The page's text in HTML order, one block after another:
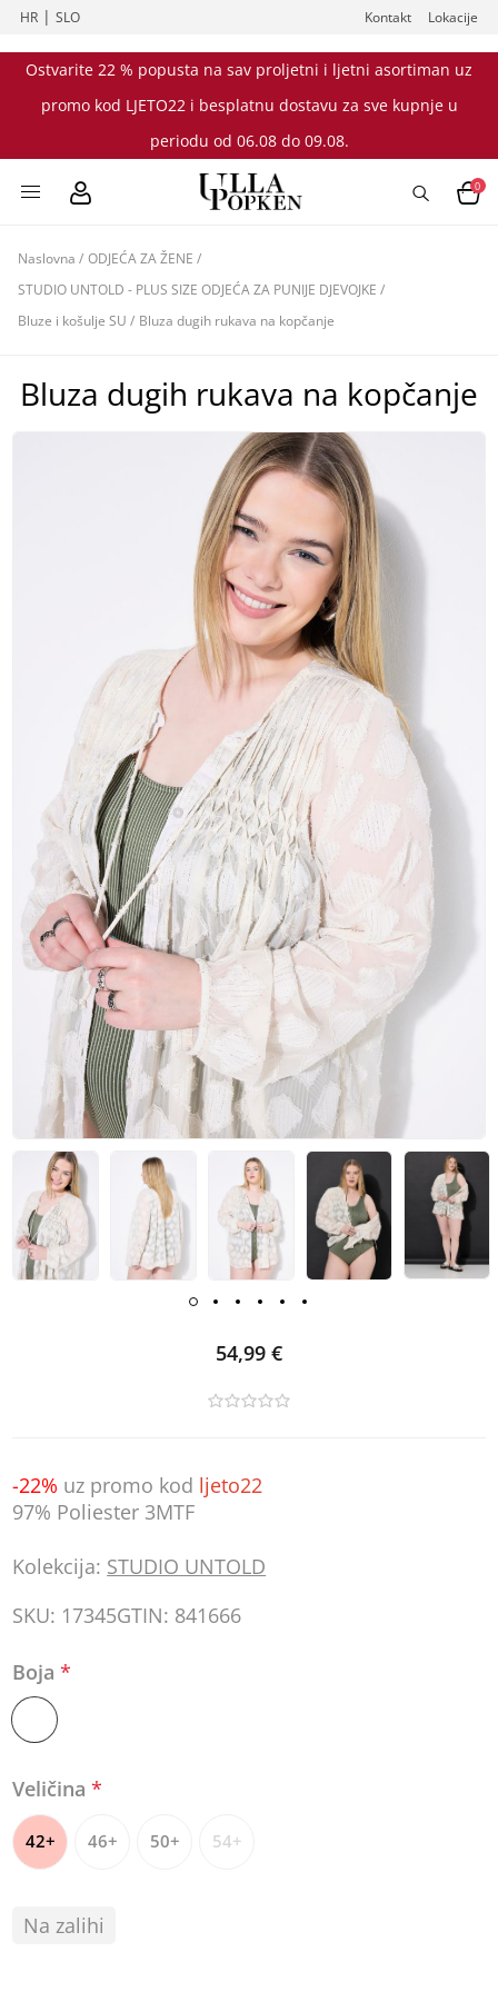
HR |SLO Kontakt Lokacije
Ostvarite 22 % popusta na sav proljetni i ljetni asortiman uz
promo kod LJETO22 i besplatnu dostavu za sve kupnje u
periodu od 06.08 do 09.08.
0
Naslovna / ODJEĆA ZA ŽENE /
STUDIO UNTOLD - PLUS SIZE ODJEĆA ZA PUNIJE DJEVOJKE /
Bluze i košulje SU / Bluza dugih rukava na kopčanje
Bluza dugih rukava na kopčanje
54,99 €
-22% uz promo kod ljeto22
97% Poliester 3MTF
Kolekcija: STUDIO UNTOLD
SKU: 17345GTIN: 841666
Boja*
Veličina*
42+ 46+ 50+ 54+
Na zalihi